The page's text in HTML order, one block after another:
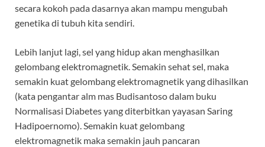
secara kokoh pada dasarnya akan mampu mengubah
genetika di tubuh kita sendiri.
Lebih lanjut lagi, sel yang hidup akan menghasilkan
gelombang elektromagnetik. Semakin sehat sel, maka
semakin kuat gelombang elektromagnetik yang dihasilkan
(kata pengantar alm mas Budisantoso dalam buku
Normalisasi Diabetes yang diterbitkan yayasan Saring
Hadipoernomo). Semakin kuat gelombang
elektromagnetik maka semakin jauh pancaran